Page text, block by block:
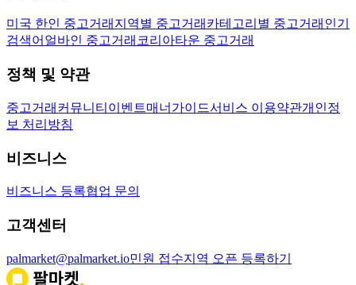
미국 한인 중고거래 지역별 중고거래 카테고리별 중고거래 인기
검색어 얼바인 중고거래 코리아타운 중고거래
정책 및 약관
중고거래 커뮤니티 이벤트매너가이드서비스 이용약관개인정
보 처리방침
비즈니스
비즈니스 등록협업 문의
고객센터
palmarket@palmarket.io민원 접수지역 오픈 등록하기